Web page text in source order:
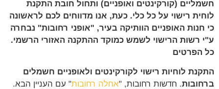
(קורקינטים ואופניים) ותחול חובת התקנת
רישוי על כל כלי. כעת, אנו מדווחים לכם לראשונה
האופניים הוותיקה בעיר, "אופני רחובות" נבחרה
רשות הרישוי לשמש כמוקד ההתקנה האזורי הרשמי.
הפרטים
לוחיות רישוי לקורקינטים ולאופניים חשמלים
. חדשות רחובות, "אחלה רחובות" עם העניין הבא.